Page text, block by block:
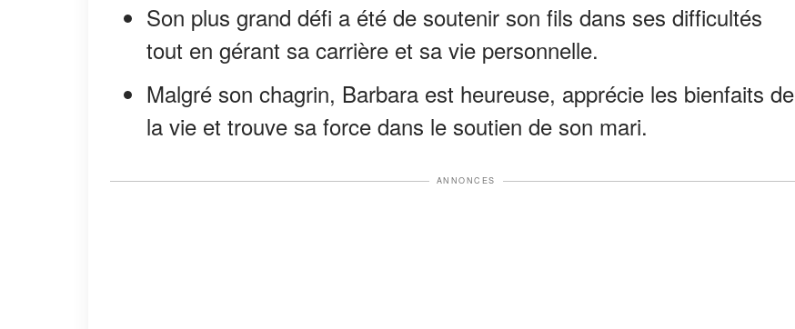
Son plus grand défi a été de soutenir son fils dans ses difficultés
tout en gérant sa carrière et sa vie personnelle.
Malgré son chagrin, Barbara est heureuse, apprécie les bienfaits de
la vie et trouve sa force dans le soutien de son mari.
ANNONCES